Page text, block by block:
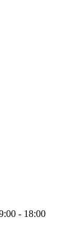
- 18:00